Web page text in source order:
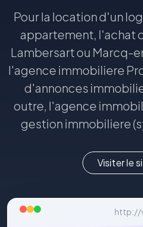
Pour la location d'un
appartement, l'achat
Lambersart ou Marcq-
l'agence immobiliere
d'annonces
outre, l'agence
gestion immobiliere
Visiter le
http://